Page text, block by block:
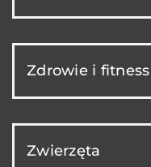
Zdrowie i fitness
Zwierzęta